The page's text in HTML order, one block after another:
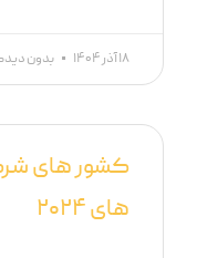
۱۸ آذر ۱۴۰۴ بدون
کشور های
های ۲۰۲۴